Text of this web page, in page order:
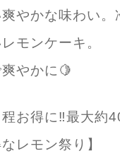
やかな味わい。
モンケーキ。
やかに🍋
お得に‼️最大約
レモン祭り】